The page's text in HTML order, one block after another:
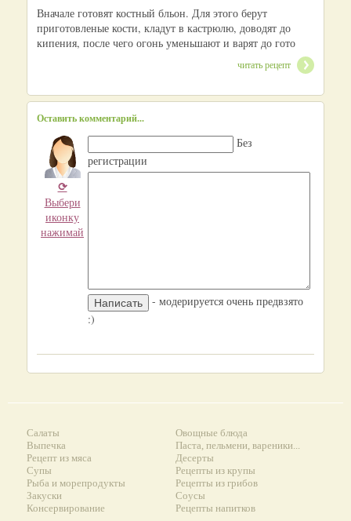
Вначале готовят костный бльон. Для этого берут
приготовленые кости, кладут в кастрюлю, доводят до
кипения, после чего огонь уменьшают и варят до гото
читать рецепт
Оставить комментарий...
⟳
Выбери
иконку
нажимай
Без
регистрации
- модерируется очень предвзято
:)
Салаты
Выпечка
Рецепт из мяса
Супы
Рыба и морепродукты
Закуски
Консервирование
Овощные блюда
Паста, пельмени, вареники...
Десерты
Рецепты из крупы
Рецепты из грибов
Соусы
Рецепты напитков